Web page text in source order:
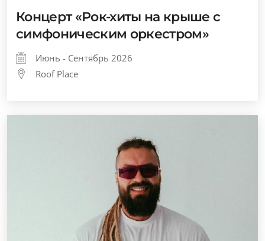
Концерт «Рок-хиты на крыше с
симфоническим оркестром»
Июнь - Сентябрь 2026
Roof Place